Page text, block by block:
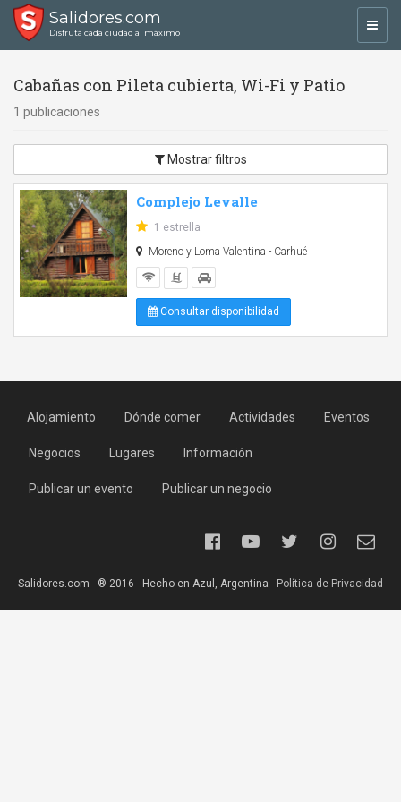
Salidores.com
Disfrutá cada ciudad al máximo
Cabañas con Pileta cubierta, Wi-Fi y Patio
1 publicaciones
Mostrar filtros
Complejo Levalle
1 estrella
Moreno y Loma Valentina - Carhué
Consultar disponibilidad
Alojamiento Dónde comer Actividades Eventos
Negocios Lugares Información
Publicar un evento Publicar un negocio
Salidores.com - ® 2016 - Hecho en Azul, Argentina - Política de Privacidad